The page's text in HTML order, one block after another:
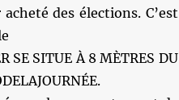
des élections. C’est
SE SITUE À 8 MÈTRES DU